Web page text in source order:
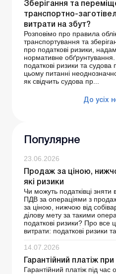
Зберігання та
транспортно-
витрати на збут?
Розповімо про правила
транспортування та
про податкові ризики,
нормативне
податкові ризики та
цьому питанні
як свідчить судова пр...
До усіх
Популярне
23.06.2026
Продаж за ціною,
які ризики
Чи можуть податківці
ПДВ за операціями з
за ціною, нижчою від
ділову мету за такими
податкові ризики? Про все
витрати: податкові ризики
14.07.2026
Гарантійний платіж
Гарантійний платіж під